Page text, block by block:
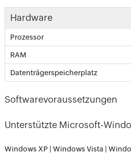
Hardware
Prozessor
RAM
Datenträgerspeicherplatz
Softwarevoraussetzungen
Unterstützte Microsoft-
Windows XP | Windows Vista |